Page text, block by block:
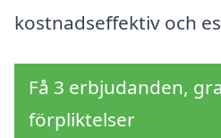
kostnadseffektiv och
Få 3 erbjudanden,
förpliktelser